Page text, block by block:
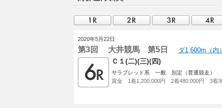
2020年5月22日
第3回 大井競馬 第5日 ダ1,600m（内
Ｃ１(二)(三)(四)
サラブレッド系 一般 別定（普通競走）
賞金 1着1,200,000円 2着480,000円 3着